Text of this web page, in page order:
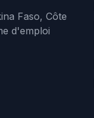
Faso, Côte
d'emploi